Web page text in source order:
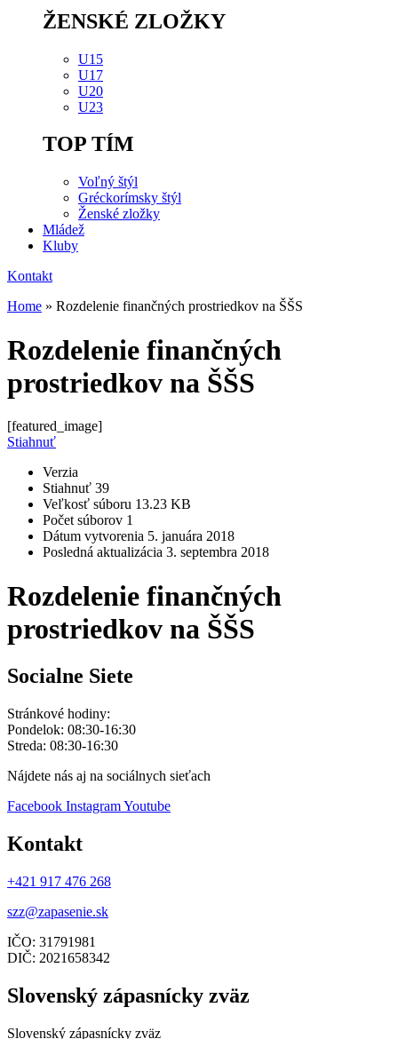
ŽENSKÉ ZLOŽKY
U15
U17
U20
U23
TOP TÍM
Voľný štýl
Gréckorímsky štýl
Ženské zložky
Mládež
Kluby
Kontakt
Home » Rozdelenie finančných prostriedkov na ŠŠS
Rozdelenie finančných
prostriedkov na ŠŠS
[featured_image]
Stiahnuť
Verzia
Stiahnuť 39
Veľkosť súboru 13.23 KB
Počet súborov 1
Dátum vytvorenia 5. januára 2018
Posledná aktualizácia 3. septembra 2018
Rozdelenie finančných
prostriedkov na ŠŠS
Socialne Siete
Stránkové hodiny:
Pondelok: 08:30-16:30
Streda: 08:30-16:30
Nájdete nás aj na sociálnych sieťach
Facebook InstagramYoutube
Kontakt
+421 917 476 268
szz@zapasenie.sk
IČO: 31791981
DIČ: 2021658342
Slovenský zápasnícky zväz
Slovenský zápasnícky zväz